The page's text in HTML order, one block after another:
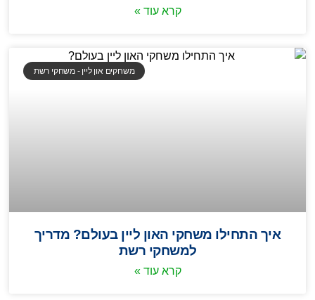
קרא עוד »
משחקים און ליין - משחקי רשת
איך התחילו משחקי האון ליין בעולם? מדריך
למשחקי רשת
קרא עוד »